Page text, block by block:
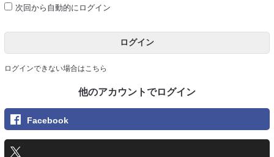
次回から自動的にログイン
ログイン
ログインできない場合はこちら
他のアカウントでログイン
Facebook